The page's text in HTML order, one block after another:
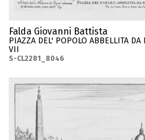
Falda Giovanni Battista
PIAZZA DEL' POPOLO ABBELLITA DA
VII
S-CL2281_8046